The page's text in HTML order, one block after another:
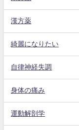
漢方薬
綺麗になりたい
自律神経失調
身体の痛み
運動解剖学